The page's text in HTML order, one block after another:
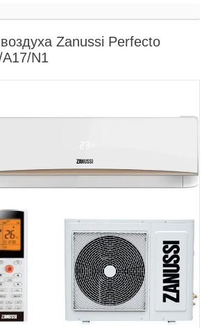
Zanussi Perfecto
N1